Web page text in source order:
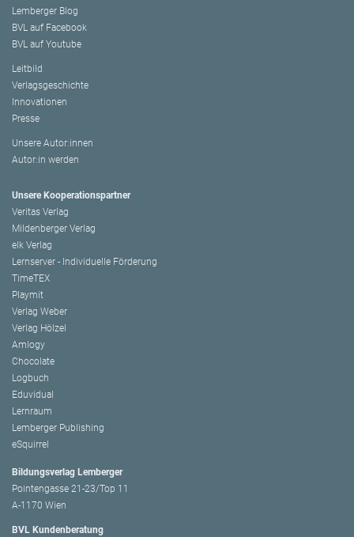
Lemberger Blog
BVL auf Facebook
BVL auf Youtube
Leitbild
Verlagsgeschichte
Innovationen
Presse
Unsere Autor:innen
Autor:in werden
Unsere Kooperationspartner
Veritas Verlag
Mildenberger Verlag
elk Verlag
Lernserver - Individuelle Förderung
TimeTEX
Playmit
Verlag Weber
Verlag Hölzel
Amlogy
Chocolate
Logbuch
Eduvidual
Lernraum
Lemberger Publishing
eSquirrel
Bildungsverlag Lemberger
Pointengasse 21-23/Top 11
A-1170 Wien
BVL Kundenberatung